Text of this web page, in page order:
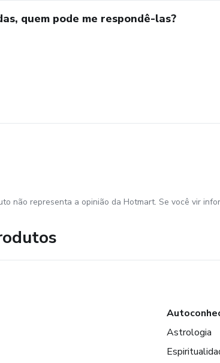
quem pode me respondê-las?
não representa a opinião da Hotmart. Se você vir
Astrologia